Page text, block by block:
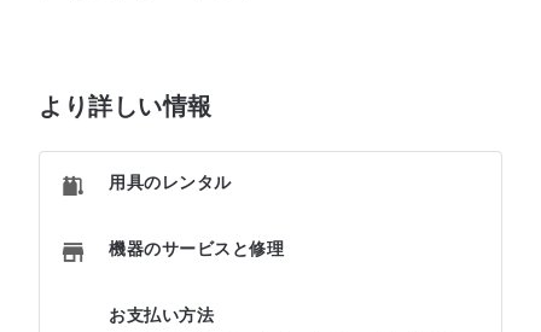
より詳しい情報
用具のレンタル
機器のサービスと修理
お支払い方法